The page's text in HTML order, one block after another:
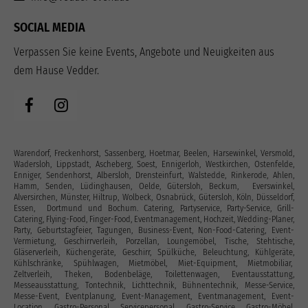
SOCIAL MEDIA
Verpassen Sie keine Events, Angebote und Neuigkeiten aus
dem Hause Vedder.
Warendorf, Freckenhorst, Sassenberg, Hoetmar, Beelen, Harsewinkel, Versmold,
Wadersloh, Lippstadt, Ascheberg, Soest, Ennigerloh, Westkirchen, Ostenfelde,
Enniger, Sendenhorst, Albersloh, Drensteinfurt, Walstedde, Rinkerode, Ahlen,
Hamm, Senden, Lüdinghausen, Oelde, Gütersloh, Beckum, Everswinkel,
Alversirchen, Münster, Hiltrup, Wolbeck, Osnabrück, Gütersloh, Köln, Düsseldorf,
Essen, Dortmund und Bochum. Catering, Partyservice, Party-Service, Grill-
Catering, Flying-Food, Finger-Food, Eventmanagement, Hochzeit, Wedding-Planer,
Party, Geburtstagfeier, Tagungen, Business-Event, Non-Food-Catering, Event-
Vermietung, Geschirrverleih, Porzellan, Loungemöbel, Tische, Stehtische,
Gläserverleih, Küchengeräte, Geschirr, Spülküche, Beleuchtung, Kühlgeräte,
Kühlschränke, Spühlwagen, Mietmöbel, Miet-Equipment, Mietmobiliar,
Zeltverleih, Theken, Bodenbeläge, Toilettenwagen, Eventausstattung‎,
Messeausstattung, Tontechnik, Lichttechnik, Bühnentechnik, Messe-Service,
Messe-Event, Eventplanung, Event-Management, Eventmanagement, Event-